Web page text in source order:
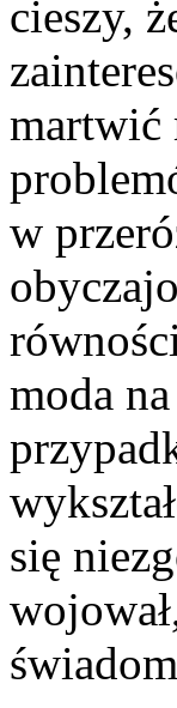
cieszy,
martwić
w
moda
się